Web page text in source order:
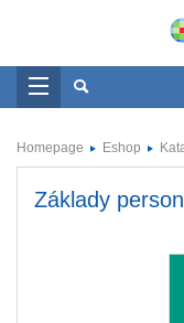
Homepage Eshop
Základy